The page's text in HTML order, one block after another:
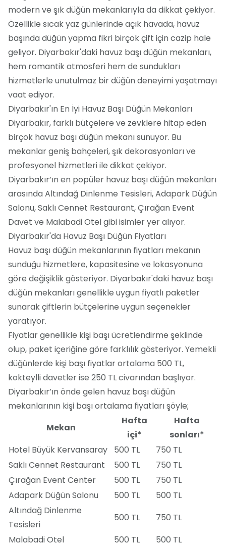
modern ve şık düğün mekanlarıyla da dikkat çekiyor.
Özellikle sıcak yaz günlerinde açık havada, havuz
başında düğün yapma fikri birçok çift için cazip hale
geliyor. Diyarbakır'daki havuz başı düğün mekanları,
hem romantik atmosferi hem de sundukları
hizmetlerle unutulmaz bir düğün deneyimi yaşatmayı
vaat ediyor.
Diyarbakır'ın En İyi Havuz Başı Düğün Mekanları
Diyarbakır, farklı bütçelere ve zevklere hitap eden
birçok havuz başı düğün mekanı sunuyor. Bu
mekanlar geniş bahçeleri, şık dekorasyonları ve
profesyonel hizmetleri ile dikkat çekiyor.
Diyarbakır’ın en popüler havuz başı düğün mekanları
arasında Altındağ Dinlenme Tesisleri, Adapark Düğün
Salonu, Saklı Cennet Restaurant, Çırağan Event
Davet ve Malabadi Otel gibi isimler yer alıyor.
Diyarbakır'da Havuz Başı Düğün Fiyatları
Havuz başı düğün mekanlarının fiyatları mekanın
sunduğu hizmetlere, kapasitesine ve lokasyonuna
göre değişiklik gösteriyor. Diyarbakır'daki havuz başı
düğün mekanları genellikle uygun fiyatlı paketler
sunarak çiftlerin bütçelerine uygun seçenekler
yaratıyor.
Fiyatlar genellikle kişi başı ücretlendirme şeklinde
olup, paket içeriğine göre farklılık gösteriyor. Yemekli
düğünlerde kişi başı fiyatlar ortalama 500 TL,
kokteylli davetler ise 250 TL civarından başlıyor.
Diyarbakır’ın önde gelen havuz başı düğün
mekanlarının kişi başı ortalama fiyatları şöyle;
Mekan
Hafta
içi*
Hafta
sonları*
Hotel Büyük Kervansaray
500 TL
750 TL
Saklı Cennet Restaurant
500 TL
750 TL
Çırağan Event Center
500 TL
750 TL
Adapark Düğün Salonu
500 TL
500 TL
Altındağ Dinlenme
Tesisleri
500 TL
750 TL
Malabadi Otel
500 TL
500 TL